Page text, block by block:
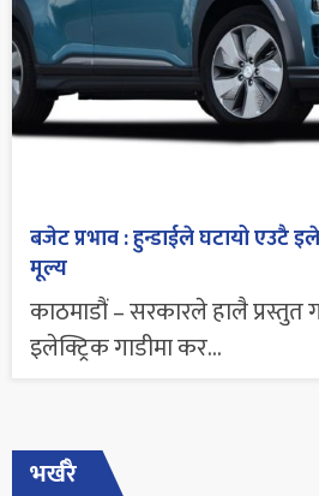
बजेट प्रभाव : हुन्डाईले घटायो एउटै
मूल्य
काठमाडौं – सरकारले हालै प्रस्तुत
इलेक्ट्रिक गाडीमा कर...
भर्खरै